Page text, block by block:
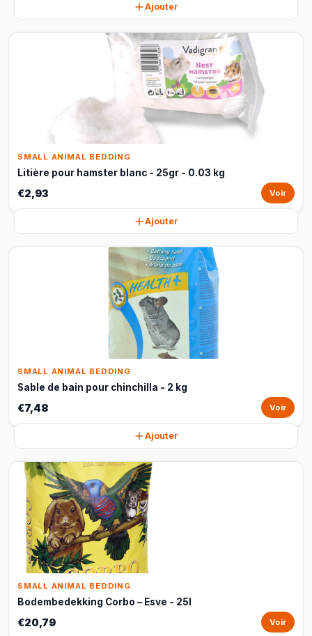
Ajouter
SMALL ANIMAL BEDDING
Litière pour hamster blanc - 25gr - 0.03 kg
€2,93 Voir
Ajouter
SMALL ANIMAL BEDDING
Sable de bain pour chinchilla - 2 kg
€7,48 Voir
Ajouter
SMALL ANIMAL BEDDING
Bodembedekking Corbo – Esve - 25l
€20,79 Voir